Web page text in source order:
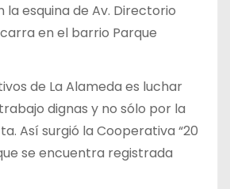
la esquina de Av. Directorio
en el barrio Parque
de La Alameda es luchar
dignas y no sólo por la
Así surgió la Cooperativa “20
se encuentra registrada